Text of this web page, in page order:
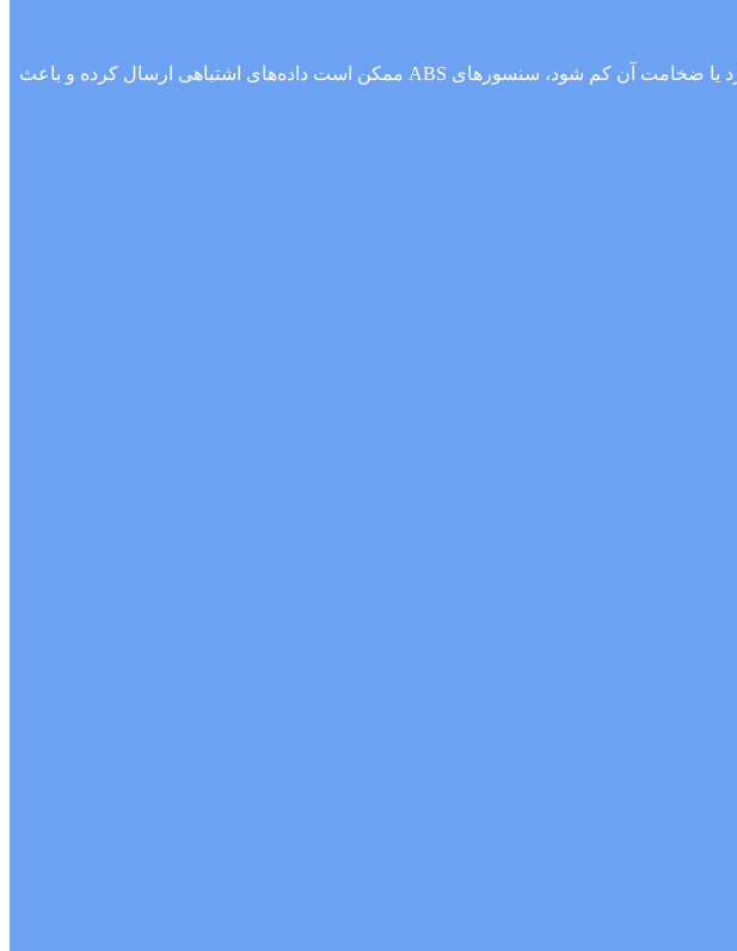
سیستم ABS (ترمز ضد قفل) برای عملکرد صحیح، نیاز به چرخش یکنواخت دیسک ترمز دارد. اگر دیسک تاب بردارد یا ضخامت آن کم شود، سنسورهای ABS ممکن است داده‌های اشتباهی ارسال کرده و باعث